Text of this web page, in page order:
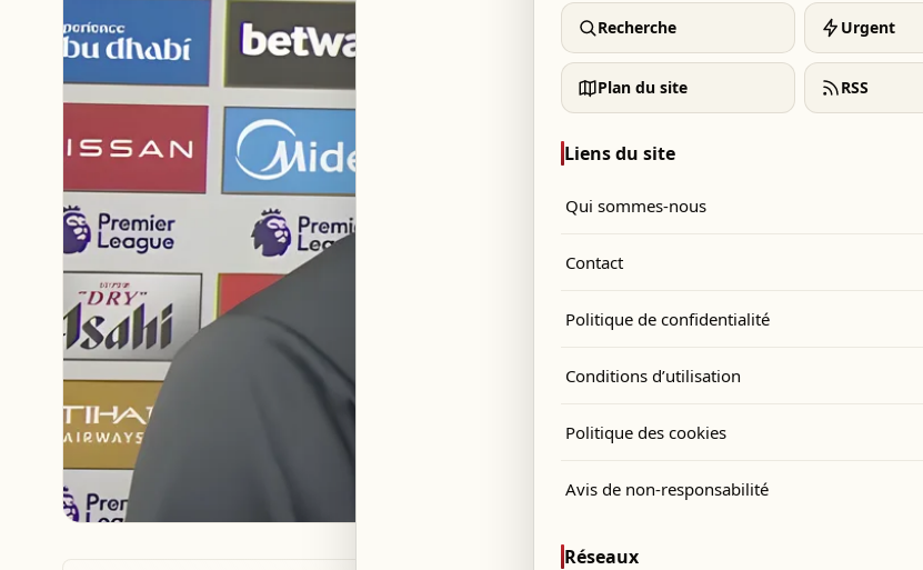
Recherche Urgent
Plan du site RSS
Liens du site
Qui sommes-nous
Contact
Politique de confidentialité
Conditions d’utilisation
Politique des cookies
Avis de non-responsabilité
Réseaux